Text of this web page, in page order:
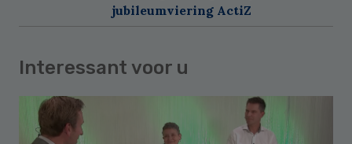
jubileumviering ActiZ
Interessant voor u